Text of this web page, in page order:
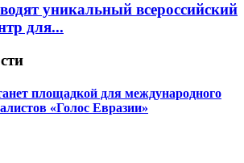
уникальный всероссийский
для...
площадкой для международного
«Голос Евразии»